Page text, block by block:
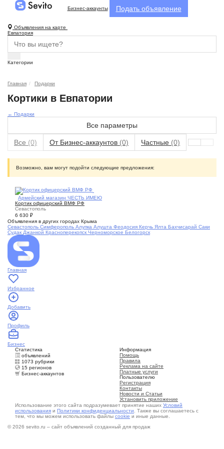
Бизнес-аккаунты Подать объявление
Объявления на карте
Евпатория
Категории
Главная Подарки
Кортики в Евпатории
← Подарки
Все параметры
Все (0) От Бизнес-аккаунтов (0) Частные (0)
Возможно, вам могут подойти следующие предложения:
Армейский магазин ЧЕСТЬ ИМЕЮ
Кортик офицерский ВМФ РФ
Севастополь
6 630 ₽
Объявления в других городах Крыма
Севастополь Симферополь Алупка Алушта Феодосия Керчь Ялта Бахчисарай Саки
Судак Джанкой Красноперекопск Черноморское Белогорск
Главная
Избранное
Добавить
Профиль
Бизнес
Статистика
объявлений
1073 рубрики
15 регионов
Бизнес-аккаунтов
Информация
Помощь
Правила
Реклама на сайте
Платные услуги
Пользователю
Регистрация
Контакты
Новости и Статьи
Установить приложение
Использование этого сайта подразумевает принятие наших Условий
использования и Политики конфиденциальности . Также вы соглашаетесь с
тем, что мы можем использовать файлы cookie и иные данные.
© 2026 sevito.ru – сайт объявлений созданный для продаж